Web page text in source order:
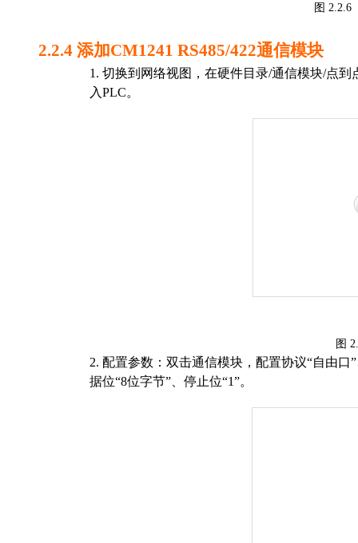
图 2.2.6
2.2.4 添加CM1241 RS485/422通信模块
1. 切换到网络视图，在硬件目录/通信模块/点到
入PLC。
图 2.
2. 配置参数：双击通信模块 ， 配置协议“自由口
据位“8位字节”、停止位“1”。